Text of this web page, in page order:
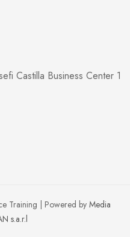
Castilla Business Center 1
Training | Powered by Media
s.a.r.l